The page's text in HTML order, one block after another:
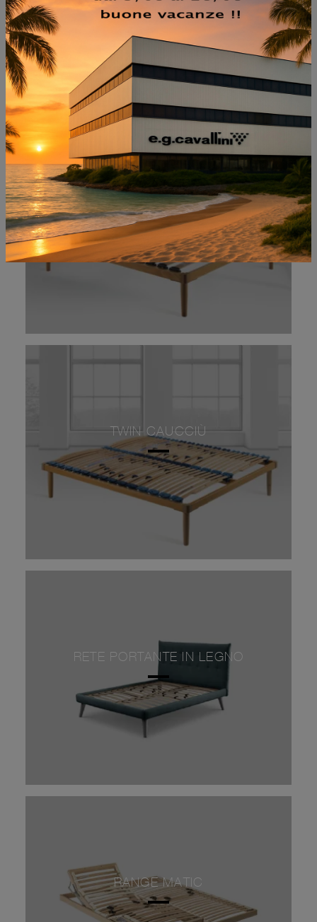
NON PERDERTI ANCHE:
FLEXA CAUCCIÙ
TWIN CAUCCIÙ
RETE PORTANTE IN LEGNO
RANGE MATIC